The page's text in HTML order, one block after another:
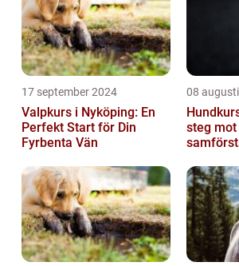
17 september 2024
Valpkurs i Nyköping: En
Perfekt Start för Din
Fyrbenta Vän
08
Hundkurs
steg